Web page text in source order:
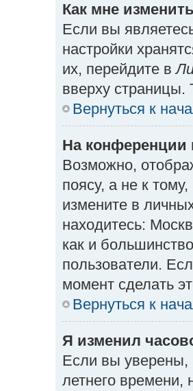
Как мне
Если вы
настройки
их, перейдите в
вверху страницы.
Вернуться к
На конференции
Возможно,
поясу, а не к
измените в
находитесь:
как и
пользователи.
момент сделать
Вернуться к
Я изменил
Если вы уверены,
летнего времени,